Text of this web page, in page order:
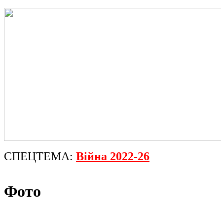
СПЕЦТЕМА: Війна 2022-26
Фото